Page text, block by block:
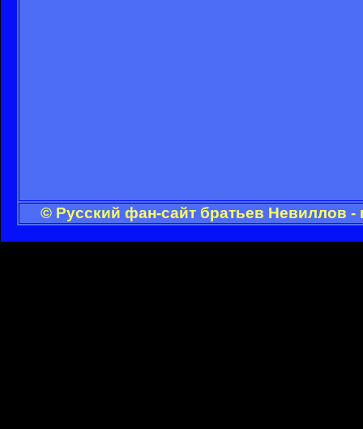
© Русский фан-сайт братьев Невиллов